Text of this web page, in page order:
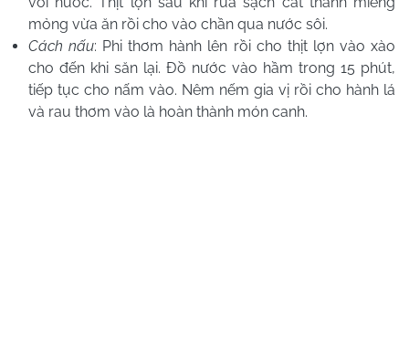
mỏng vừa ăn rồi cho vào chần qua nước sôi.
Cách nấu: Phi thơm hành lên rồi cho thịt lợn vào xào
cho đến khi săn lại. Đồ nước vào hầm trong 15 phút,
tiếp tục cho nấm vào. Nêm nếm gia vị rồi cho hành lá
và rau thơm vào là hoàn thành món canh.